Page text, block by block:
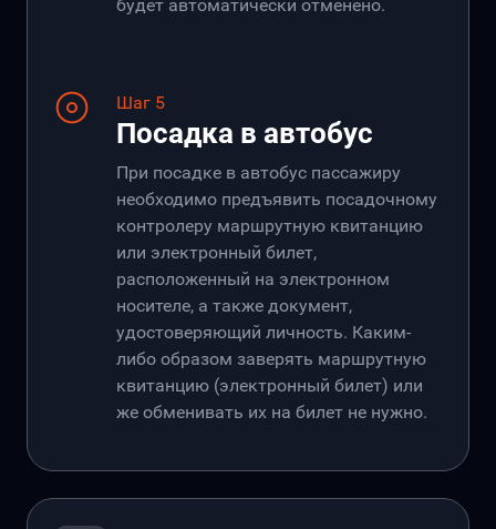
будет автоматически отменено.
Шаг 5
Посадка в автобус
При посадке в автобус пассажиру
необходимо предъявить посадочному
контролеру маршрутную квитанцию
или электронный билет,
расположенный на электронном
носителе, а также документ,
удостоверяющий личность. Каким-
либо образом заверять маршрутную
квитанцию (электронный билет) или
же обменивать их на билет не нужно.